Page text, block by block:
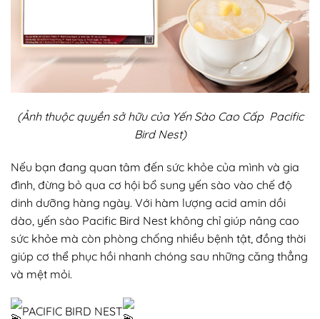
(Ảnh thuộc quyền sở hữu của Yến Sào Cao Cấp Pacific
Bird Nest)
Nếu bạn đang quan tâm đến sức khỏe của mình và gia
đình, đừng bỏ qua cơ hội bổ sung yến sào vào chế độ
dinh dưỡng hàng ngày. Với hàm lượng acid amin dồi
dào, yến sào Pacific Bird Nest không chỉ giúp nâng cao
sức khỏe mà còn phòng chống nhiều bệnh tật, đồng thời
giúp cơ thể phục hồi nhanh chóng sau những căng thẳng
và mệt mỏi.
PACIFIC BIRD NEST